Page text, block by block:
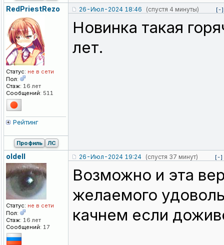
RedPriestRezo
Статус: не в сети
Пол:
Стаж: 16 лет
Сообщений: 511
Рейтинг
26-Июл-2024 18:46 (спустя 4 минуты) [-]
Новинка такая
лет.
Профиль ЛС
oldell
Статус: не в сети
Пол:
Стаж: 16 лет
Сообщений: 17
26-Июл-2024 19:24 (спустя 37 минут) [-]
Возможно и эта
желаемого
качнем если